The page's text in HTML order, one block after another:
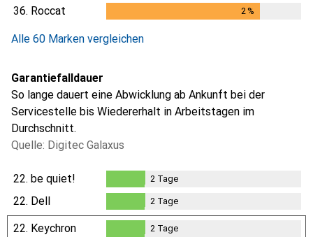
36. Roccat 2 %
Alle 60 Marken vergleichen
Garantiefalldauer
So lange dauert eine Abwicklung ab Ankunft bei der
Servicestelle bis Wiedererhalt in Arbeitstagen im
Durchschnitt.
Quelle: Digitec Galaxus
22. be quiet!
2Tage
2 Tage
22. Dell
2Tage
2 Tage
22. Keychron 2 Tage